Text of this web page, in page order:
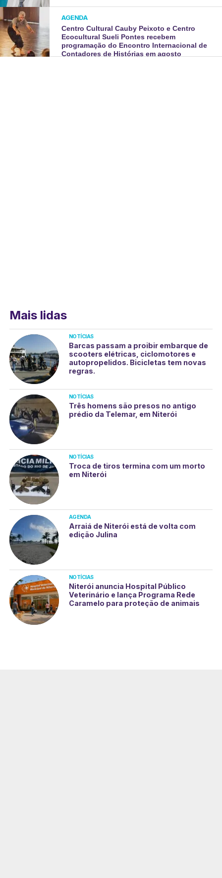
AGENDA
Centro Cultural Cauby Peixoto e Centro
Ecocultural Sueli Pontes recebem
programação do Encontro Internacional de
Contadores de Histórias em agosto
Mais lidas
NOTÍCIAS
Barcas passam a proibir embarque de
scooters elétricas, ciclomotores e
autopropelidos. Bicicletas tem novas
regras.
NOTÍCIAS
Três homens são presos no antigo
prédio da Telemar, em Niterói
NOTÍCIAS
Troca de tiros termina com um morto
em Niterói
AGENDA
Arraiá de Niterói está de volta com
edição Julina
NOTÍCIAS
Niterói anuncia Hospital Público
Veterinário e lança Programa Rede
Caramelo para proteção de animais